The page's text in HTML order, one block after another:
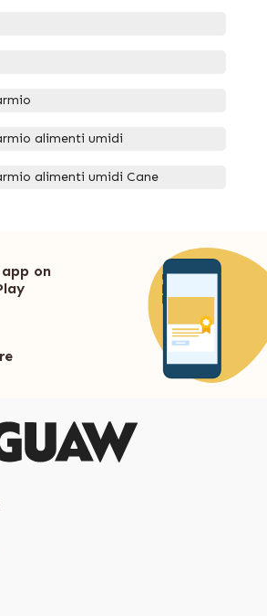
alimenti umidi
alimenti umidi Cane
on